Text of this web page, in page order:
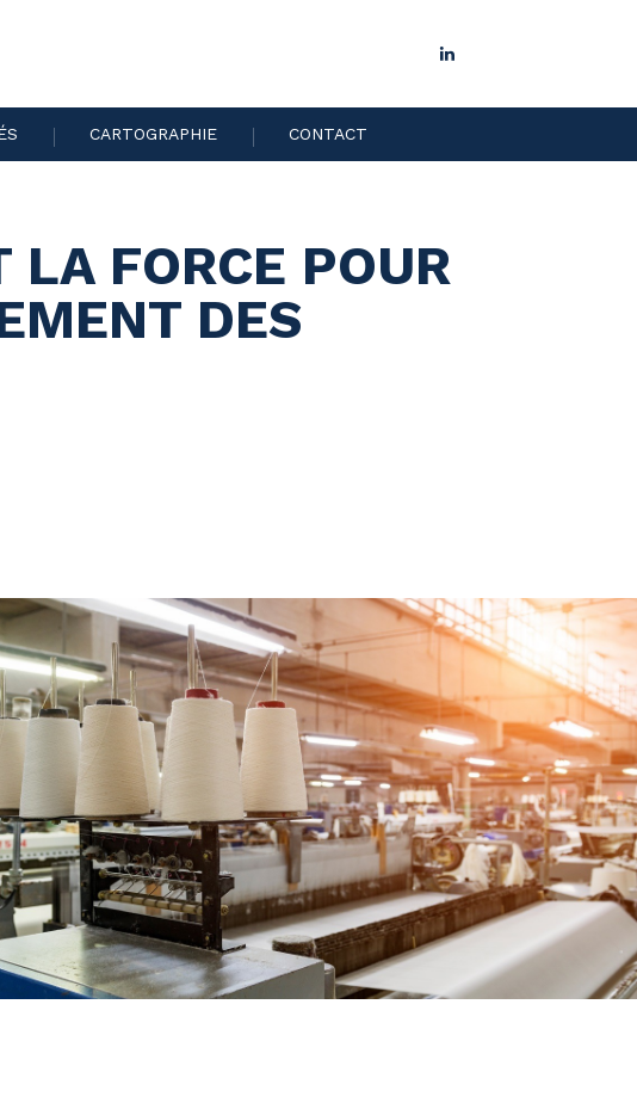
CARTOGRAPHIE CONTACT
LinkedIn
LA FORCE POUR
DES